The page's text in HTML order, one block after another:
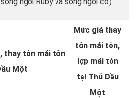
thay tôn mái tôn
Một
Mức giá thay
tôn mái tôn,
lợp mái tôn
tại Thủ Dầu
Một